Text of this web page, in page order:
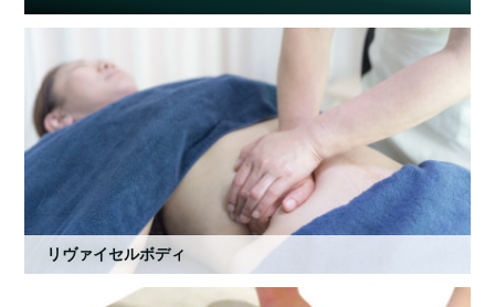
リヴァイセルボディ